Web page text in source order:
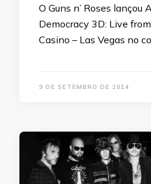
O Guns n’ Roses lançou
Democracy 3D: Live
Casino – Las Vegas no
9 DE SETEMBRO DE 2014